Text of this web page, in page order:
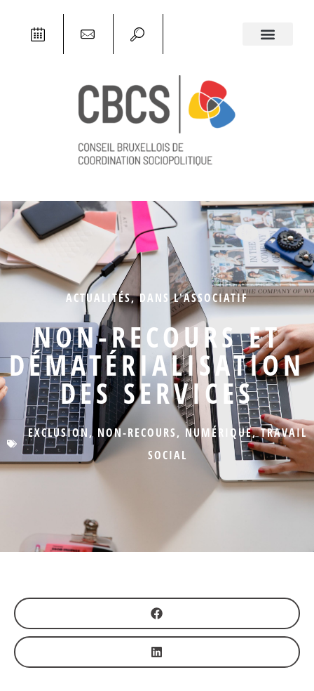
ACTUALITÉS,DANS L'ASSOCIATIF
NON-RECOURS ET
DÉMATÉRIALISATION
DES SERVICES
EXCLUSION, NON-RECOURS, NUMÉRIQUE,TRAVAIL
SOCIAL